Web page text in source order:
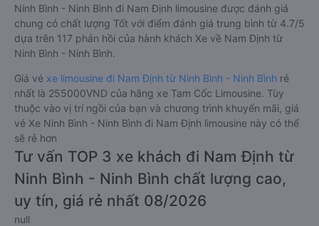
Ninh Bình - Ninh Bình đi Nam Định limousine được đánh giá
chung có chất lượng Tốt với điểm đánh giá trung bình từ 4.7/5
dựa trên 117 phản hồi của hành khách Xe về Nam Định từ
Ninh Bình - Ninh Bình.
Giá vé xe limousine đi Nam Định từ Ninh Bình - Ninh Bình rẻ
nhất là 255000VND của hãng xe Tam Cốc Limousine. Tùy
thuộc vào vị trí ngồi của bạn và chương trình khuyến mãi, giá
vé Xe Ninh Bình - Ninh Bình đi Nam Định limousine này có thể
sẽ rẻ hơn
Tư vấn TOP 3 xe khách đi Nam Định từ
Ninh Bình - Ninh Bình chất lượng cao,
uy tín, giá rẻ nhất 08/2026
null